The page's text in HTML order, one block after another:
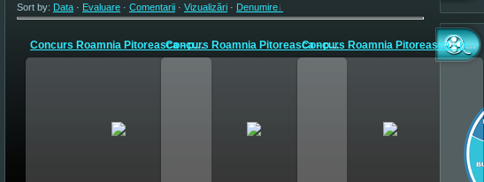
Sort by: Data · Evaluare · Comentarii · Vizualizări · Denumire
Concurs Roamnia Pitoreasca - prof. Popa Cristina si Rada ... Concurs Roamnia Pitoreasca - prof. Popa Cristina si Rada ... Concurs Roamnia Pitoreasca - prof. Popa Cristina si Rada ...